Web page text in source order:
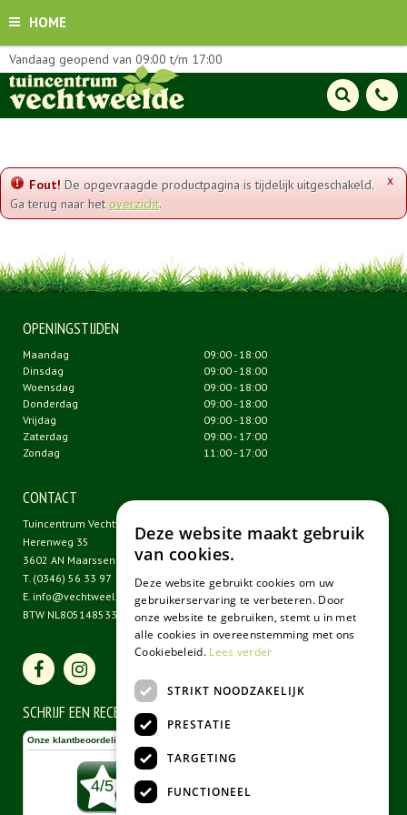
HOME
Vandaag geopend van 09:00 t/m 17:00
x
Fout! De opgevraagde productpagina is tijdelijk uitgeschakeld.
Ga terug naar het overzicht.
OPENINGSTIJDEN
Maandag
09:00 - 18:00
Dinsdag
09:00 - 18:00
Woensdag
09:00 - 18:00
Donderdag
09:00 - 18:00
Vrijdag
09:00 - 18:00
Zaterdag
09:00 - 17:00
Zondag
11:00 - 17:00
CONTACT
Tuincentrum Vechtweelde
Herenweg 35
3602 AN Maarssen
T. (0346) 56 33 97
E. info@vechtweelde.nl
BTW NL805148533B01
SCHRIJF EEN RECENSIE
Deze website maakt gebruik
van cookies.
Deze website gebruikt cookies om uw
gebruikerservaring te verbeteren. Door
onze website te gebruiken, stemt u in met
alle cookies in overeenstemming met ons
Cookiebeleid. Lees verder
STRIKT NOODZAKELIJK
PRESTATIE
TARGETING
FUNCTIONEEL